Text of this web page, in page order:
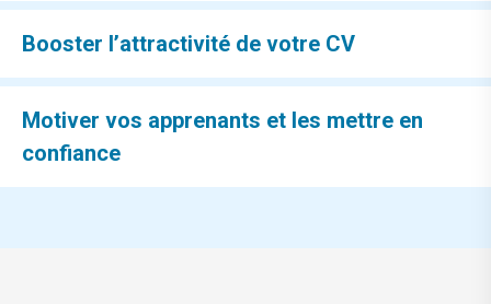
Booster l’attractivité de votre CV
Motiver vos apprenants et les mettre en
confiance